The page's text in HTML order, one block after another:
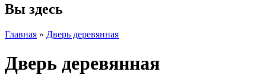
Вы здесь
Главная » Дверь деревянная
Дверь деревянная